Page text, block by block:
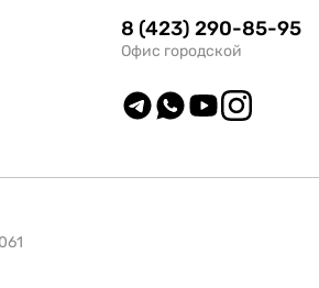
8 (423) 290-85-95
Офис городской